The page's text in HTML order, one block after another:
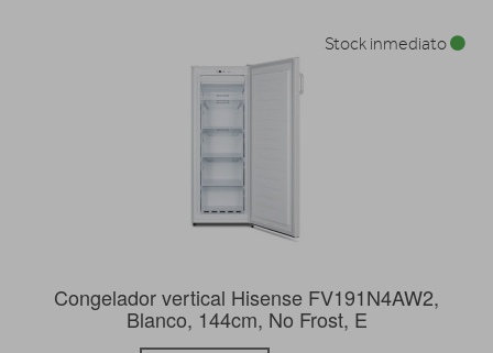
Congelador vertical Hisense FV191N4AW2,
Blanco, 144cm, No Frost, E
Stock inmediato